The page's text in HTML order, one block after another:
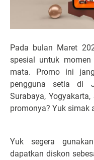
Pada bulan Maret
spesial untuk
mata. Promo ini
pengguna setia di
Surabaya,
promonya? Yuk simak
Yuk segera
dapatkan diskon